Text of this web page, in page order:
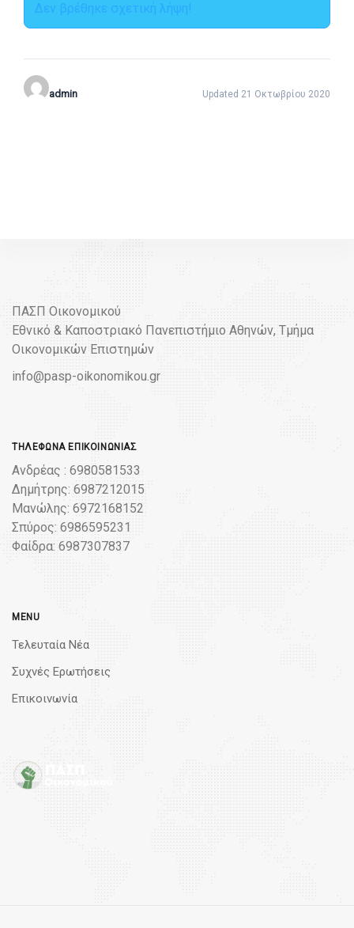
Δεν βρέθηκε σχετική λήψη!
admin Updated 21 Οκτωβρίου 2020
ΠΑΣΠ Οικονομικού
Εθνικό & Καποστριακό Πανεπιστήμιο Αθηνών, Τμήμα
Οικονομικών Επιστημών
info@pasp-oikonomikou.gr
ΤΗΛΈΦΩΝΑ ΕΠΙΚΟΙΝΩΝΊΑΣ
Ανδρέας : 6980581533
Δημήτρης: 6987212015
Μανώλης: 6972168152
Σπύρος: 6986595231
Φαίδρα: 6987307837
MENU
Τελευταία Νέα
Συχνές Ερωτήσεις
Επικοινωνία